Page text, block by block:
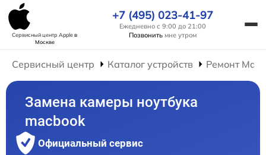
Сервисный центр Appleв
Москве
+7 (495) 023-41-97
Ежедневно с 9:00 до 21:00
Позвонить мне утром
Сервисный центр Каталог устройств Ремонт
Замена камеры ноутбука
macbook
Официальный сервис